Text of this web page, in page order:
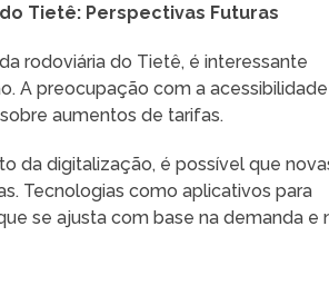
Tietê: Perspectivas Futuras
rodoviária do Tietê, é interessante
A preocupação com a acessibilidade
aumentos de tarifas.
da digitalização, é possível que
Tecnologias como aplicativos para
se ajusta com base na demanda e